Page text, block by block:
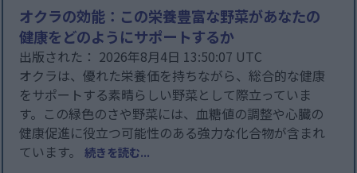
オクラの効能：この栄養豊富な野菜があなたの
健康をどのようにサポートするか
出版された： 2026年8月4日 13:50:07 UTC
オクラは、優れた栄養価を持ちながら、総合的な健康
をサポートする素晴らしい野菜として際立っていま
す。この緑色のさや野菜には、血糖値の調整や心臓の
健康促進に役立つ可能性のある強力な化合物が含まれ
ています。続きを読む...